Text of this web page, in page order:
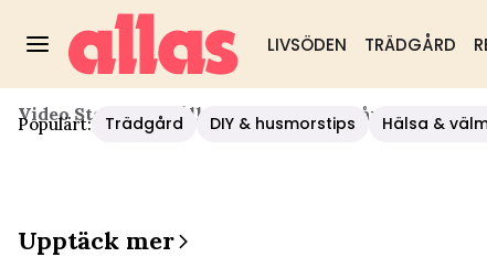
LIVSÖDEN TRÄDGÅRD
Populärt: Trädgård DIY & husmorstips Hälsa &
Video Start / Hushåll/diy/Saftig Rulltårta Med
Upptäck mer